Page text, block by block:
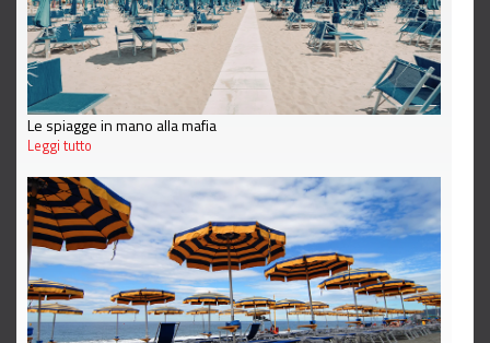
Le spiagge in mano alla mafia
Leggi tutto